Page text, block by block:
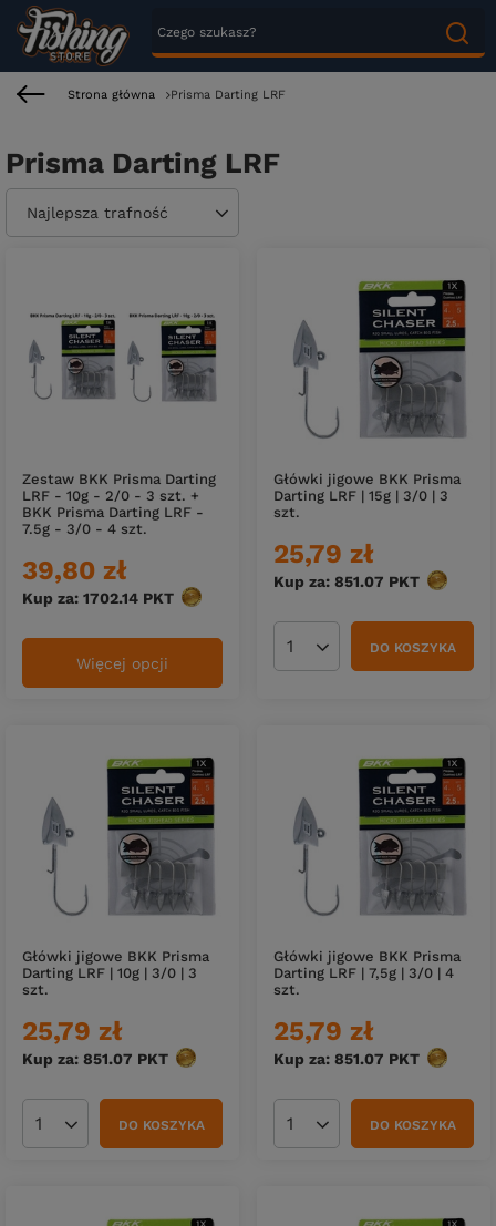
Strona główna Prisma Darting LRF
Prisma Darting LRF
Zmień sortowanie
Najlepsza trafność
Zestaw BKK Prisma Darting
LRF - 10g - 2/0 - 3 szt. +
BKK Prisma Darting LRF -
7.5g - 3/0 - 4 szt.
39,80 zł
Kup za: 1702.14 PKT punktów
Więcej opcji
Główki jigowe BKK Prisma
Darting LRF | 15g | 3/0 | 3
szt.
25,79 zł
Kup za: 851.07 PKT punktów
Ilość produktówDO KOSZYKA
Główki jigowe BKK Prisma
Darting LRF | 10g | 3/0 | 3
szt.
25,79 zł
Kup za: 851.07 PKT punktów
Ilość produktówDO KOSZYKA
Główki jigowe BKK Prisma
Darting LRF | 7,5g | 3/0 | 4
szt.
25,79 zł
Kup za: 851.07 PKT punktów
Ilość produktówDO KOSZYKA